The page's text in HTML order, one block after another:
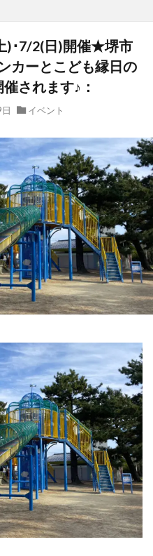
)･7/2(日)開催★堺市
カーとこども縁日の
されます♪：
イベント